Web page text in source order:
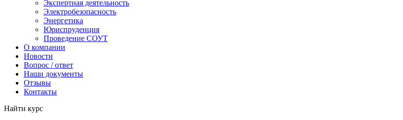
Экспертная деятельность
Электробезопасность
Энергетика
Юриспруденция
Проведение СОУТ
О компании
Новости
Вопрос / ответ
Наши документы
Отзывы
Контакты
Найти курс